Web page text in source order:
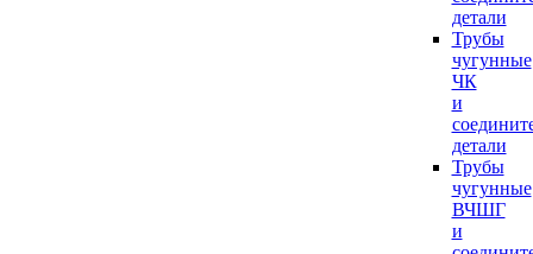
детали
Трубы
чугунные
ЧК
и
детали
Трубы
чугунные
ВЧШГ
и